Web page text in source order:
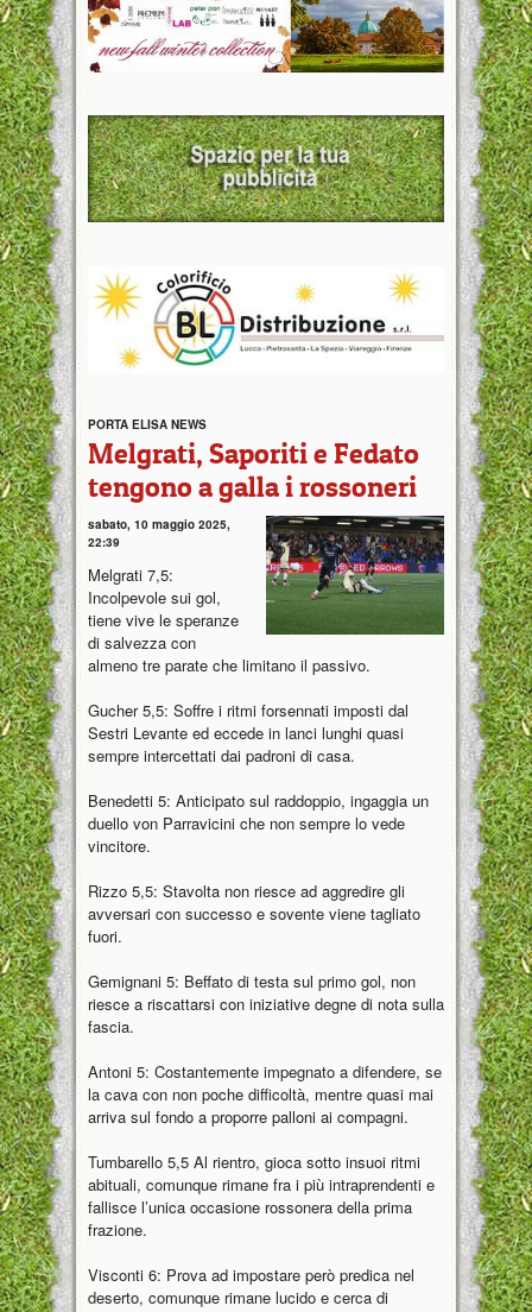
PORTA ELISA NEWS
Melgrati, Saporiti e Fedato
tengono a galla i rossoneri
sabato, 10 maggio 2025,
22:39
Melgrati 7,5:
Incolpevole sui gol,
tiene vive le speranze
di salvezza con
almeno tre parate che limitano il passivo.
Gucher 5,5: Soffre i ritmi forsennati imposti dal
Sestri Levante ed eccede in lanci lunghi quasi
sempre intercettati dai padroni di casa.
Benedetti 5: Anticipato sul raddoppio, ingaggia un
duello von Parravicini che non sempre lo vede
vincitore.
Rizzo 5,5: Stavolta non riesce ad aggredire gli
avversari con successo e sovente viene tagliato
fuori.
Gemignani 5: Beffato di testa sul primo gol, non
riesce a riscattarsi con iniziative degne di nota sulla
fascia.
Antoni 5: Costantemente impegnato a difendere, se
la cava con non poche difficoltà, mentre quasi mai
arriva sul fondo a proporre palloni ai compagni.
Tumbarello 5,5 Al rientro, gioca sotto insuoi ritmi
abituali, comunque rimane fra i più intraprendenti e
fallisce l’unica occasione rossonera della prima
frazione.
Visconti 6: Prova ad impostare però predica nel
deserto, comunque rimane lucido e cerca di